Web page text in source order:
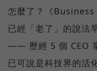
怎麼了？《
已經「老了」的說法
—— 歷經 5 個 CEO
已可說是科技界的活